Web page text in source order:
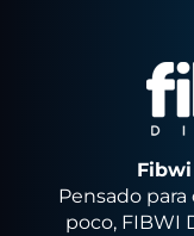
Pensado
poco, FIBWI